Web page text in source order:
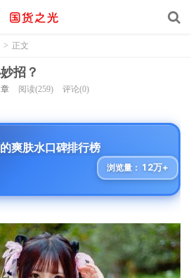
> 正文
招？
阅读(259) 评论(0)
爽肤水口碑排行榜
浏览量： 12万+